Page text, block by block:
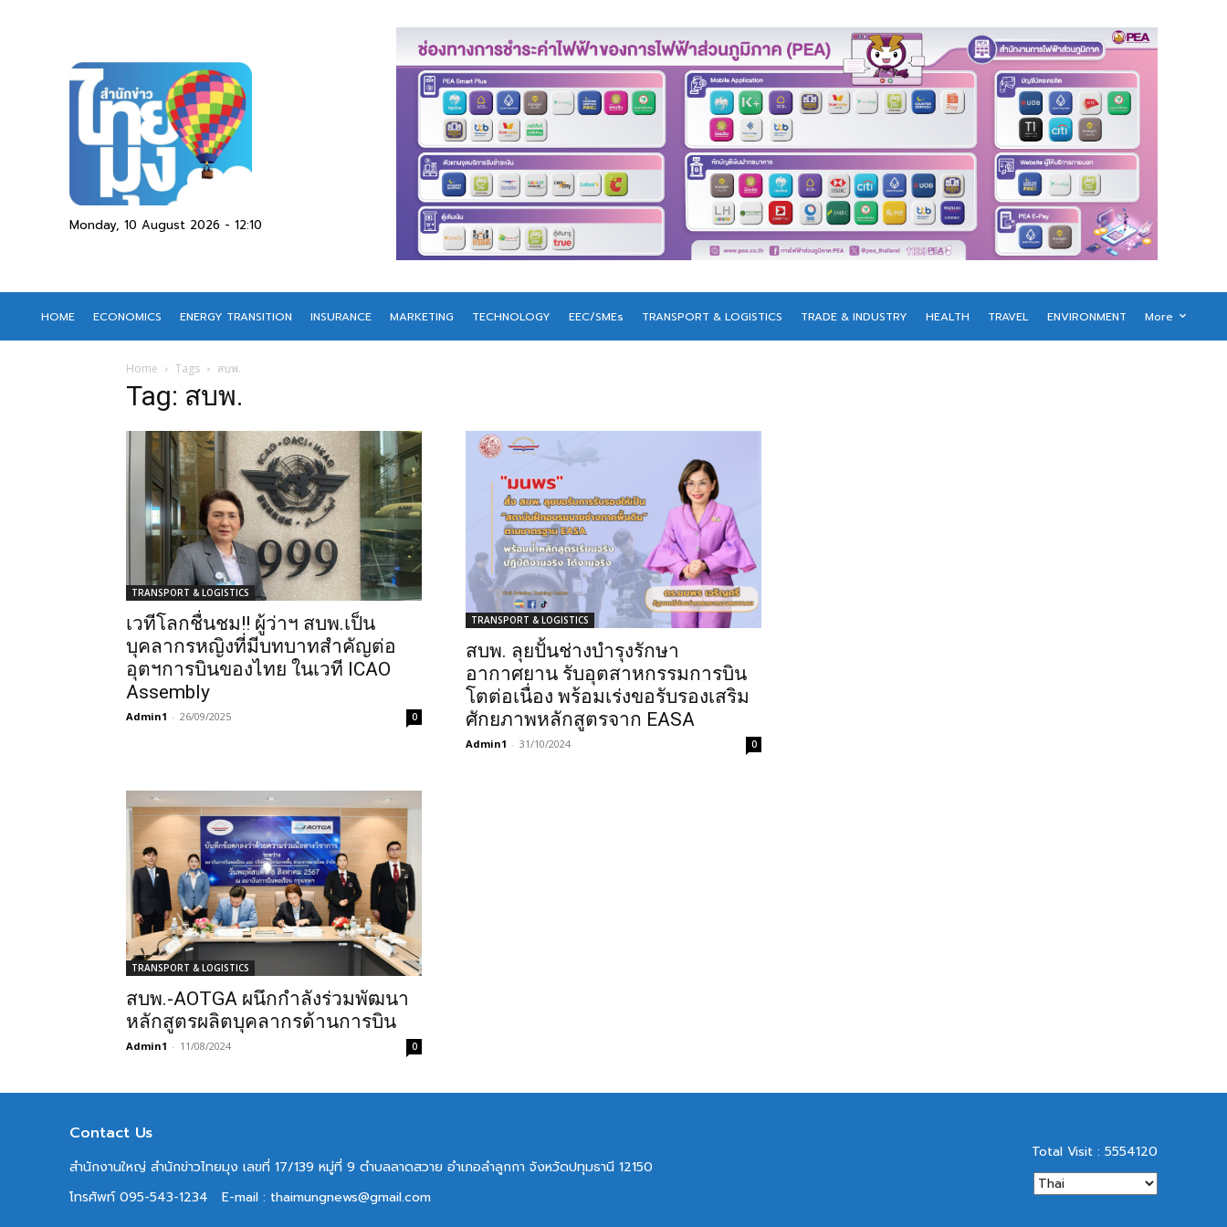
Monday, 10 August 2026 - 12:10
HOME ECONOMICS ENERGY TRANSITION INSURANCE MARKETING TECHNOLOGY EEC/SMEs TRANSPORT & LOGISTICS TRADE & INDUSTRY HEALTH TRAVEL ENVIRONMENT More
Home Tags สบพ.
Tag: สบพ.
TRANSPORT & LOGISTICS
เวทีโลกชื่นชม!! ผู้ว่าฯ สบพ.เป็น
บุคลากรหญิงที่มีบทบาทสำคัญต่อ
อุตฯการบินของไทย ในเวที ICAO
Assembly
Admin1 - 26/09/2025 0
TRANSPORT & LOGISTICS
สบพ. ลุยปั้นช่างบำรุงรักษา
อากาศยาน รับอุตสาหกรรมการบิน
โตต่อเนื่อง พร้อมเร่งขอรับรองเสริม
ศักยภาพหลักสูตรจาก EASA
Admin1 - 31/10/2024 0
TRANSPORT & LOGISTICS
สบพ.-AOTGA ผนึกกำลังร่วมพัฒนา
หลักสูตรผลิตบุคลากรด้านการบิน
Admin1 - 11/08/2024 0
Contact Us
สำนักงานใหญ่ สำนักข่าวไทยมุง เลขที่ 17/139 หมู่ที่ 9 ตำบลลาดสวาย อำเภอลำลูกกา จังหวัดปทุมธานี 12150
โทรศัพท์ 095-543-1234
E-mail : thaimungnews@gmail.com
Total Visit : 5554120